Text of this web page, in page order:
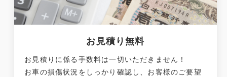
お見積り無料
お見積りに係る手数料は一切いただきません！
お車の損傷状況をしっかり確認し、お客様のご要望